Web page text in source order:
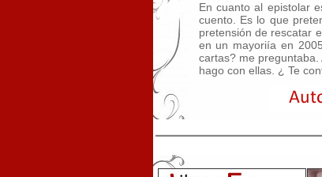
En cuanto al epistolar
cuento. Es lo que
pretensión de rescatar
en un mayoriía en
cartas? me
hago con ellas. ¿ Te